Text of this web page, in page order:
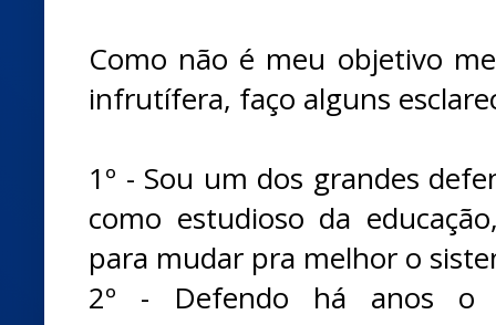
Como não é meu objetivo
infrutífera, faço alguns
1º - Sou um dos grandes
como estudioso da
para mudar pra melhor o
2º - Defendo há anos o